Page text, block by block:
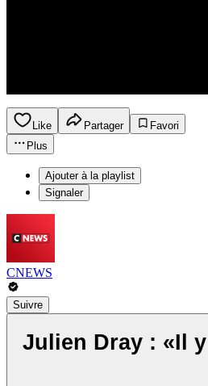
Like Partager
Favori
Plus
Ajouter à la playlist
Signaler
CNEWS
Suivre
Julien Dray : «Il